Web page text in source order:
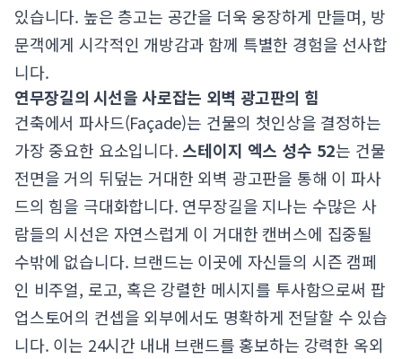
있습니다. 높은 층고는 공간을 더욱 웅장하게 만들며, 방
문객에게 시각적인 개방감과 함께 특별한 경험을 선사합
니다.
연무장길의 시선을 사로잡는 외벽 광고판의 힘
건축에서 파사드(Façade)는 건물의 첫인상을 결정하는
가장 중요한 요소입니다. 스테이지 엑스 성수 52는 건물
전면을 거의 뒤덮는 거대한 외벽 광고판을 통해 이 파사
드의 힘을 극대화합니다. 연무장길을 지나는 수많은 사
람들의 시선은 자연스럽게 이 거대한 캔버스에 집중될
수밖에 없습니다. 브랜드는 이곳에 자신들의 시즌 캠페
인 비주얼, 로고, 혹은 강렬한 메시지를 투사함으로써 팝
업스토어의 컨셉을 외부에서도 명확하게 전달할 수 있습
니다. 이는 24시간 내내 브랜드를 홍보하는 강력한 옥외